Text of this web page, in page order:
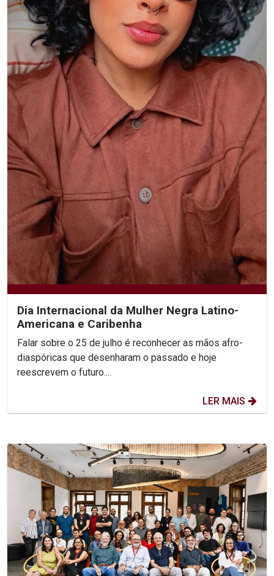
Dia Internacional da Mulher Negra Latino-
Americana e Caribenha
Falar sobre o 25 de julho é reconhecer as mãos afro-
diaspóricas que desenharam o passado e hoje
reescrevem o futuro....
LER MAIS